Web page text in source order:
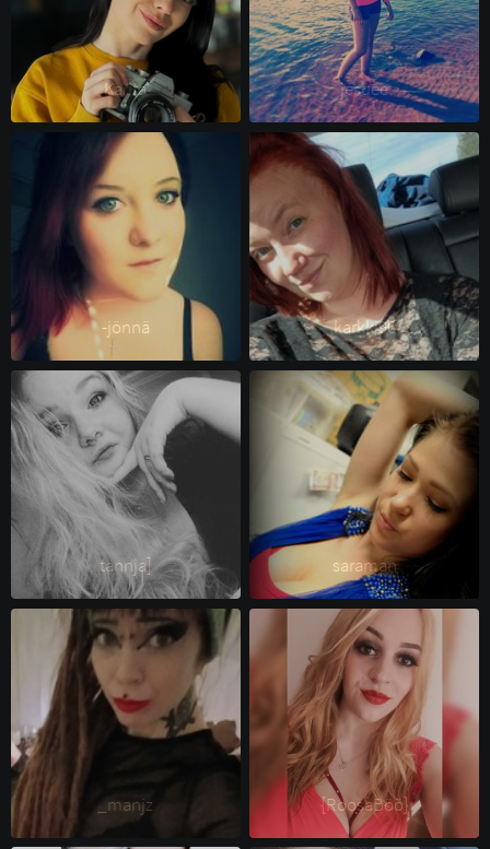
Karita jesuee
-jönnä karkki96
tannja] saraman
_manjz {RoosaBöö}